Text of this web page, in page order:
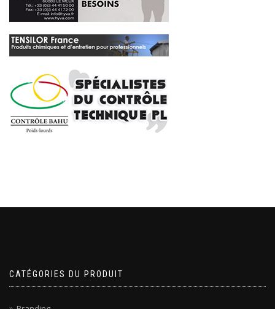
CATÉGORIES DU PRODUIT